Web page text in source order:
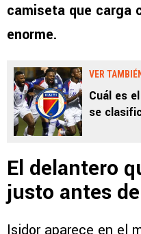
camiseta que carga
enorme.
VER TAMBIÉN
Cuál es
se
El delantero
justo antes